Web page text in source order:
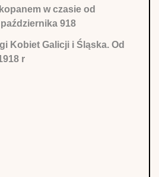
w czasie od
918
Kobiet Galicji i Śląska. Od
r